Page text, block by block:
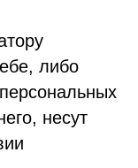
либо
несут